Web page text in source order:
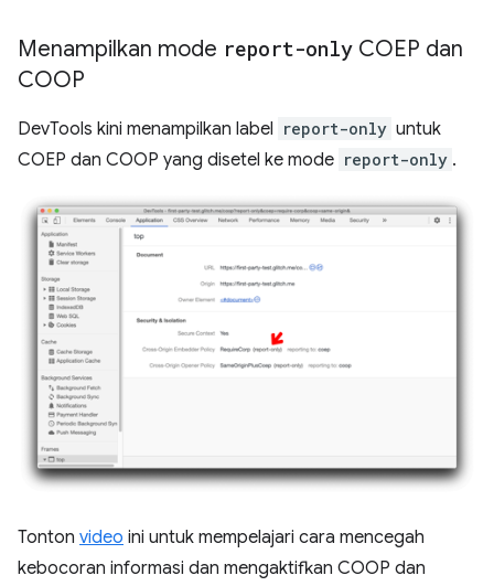
Menampilkan mode report-only COEP dan
COOP
DevTools kini menampilkan label report-only untuk
COEP dan COOP yang disetel ke mode report-only .
Tonton video ini untuk mempelajari cara mencegah
kebocoran informasi dan mengaktifkan COOP dan